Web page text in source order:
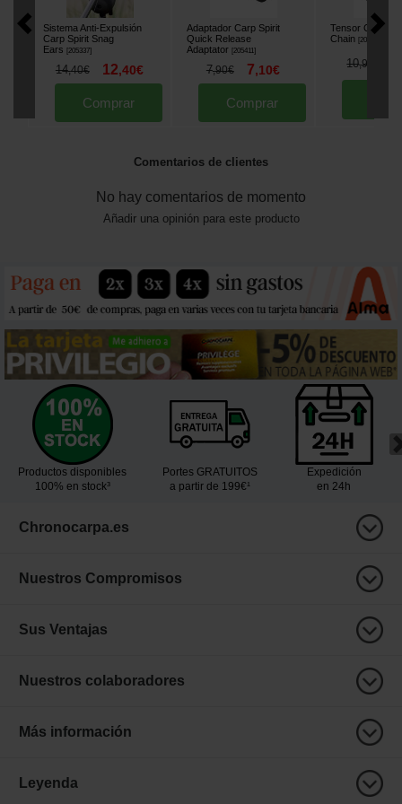
Sistema Anti-Expulsión
Carp Spirit Snag
Ears
205337]
14,40€ 12,40€
Comprar
Adaptador Carp Spirit
Quick Release
Adaptator
205411]
7,90€ 7,10€
Comprar
Tensor Carp
Chain
204827A
10,90
Comentarios de clientes
No hay comentarios de momento
Añadir una opinión para este producto
Productos disponibles
100% en stock³
Portes GRATUITOS
a partir de 199€¹
Expedición
en 24h
Chronocarpa.es
Nuestros Compromisos
Sus Ventajas
Nuestros colaboradores
Más información
Leyenda